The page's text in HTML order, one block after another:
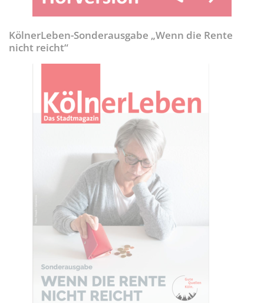
KölnerLeben-Sonderausgabe „Wenn die Rente
nicht reicht“